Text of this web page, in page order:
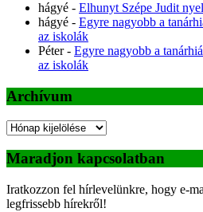
hágyé - Elhunyt Szépe Judit
hágyé - Egyre nagyobb a
az iskolák
Péter- Egyre nagyobb a
az iskolák
Archívum
Archívum
Maradjon kapcsolatban
Iratkozzon fel hírlevelünkre, hogy e-
legfrissebb hírekről!